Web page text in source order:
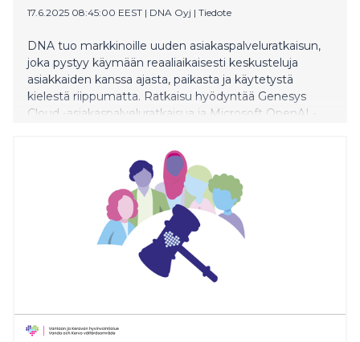
17.6.2025 08:45:00 EEST | DNA Oyj | Tiedote
DNA tuo markkinoille uuden asiakaspalveluratkaisun,
joka pystyy käymään reaaliaikaisesti keskusteluja
asiakkaiden kanssa ajasta, paikasta ja käytetystä
kielestä riippumatta. Ratkaisu hyödyntää Genesys
Cloud -asiakaspalveluratkaisua ja Microsoft OpenAI -
asiakaspalvelussaan.